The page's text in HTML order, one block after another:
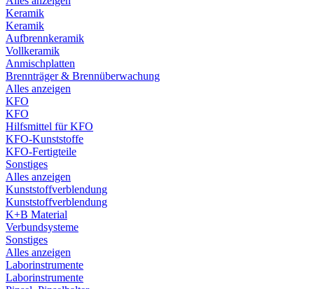
Keramik
Keramik
Aufbrennkeramik
Vollkeramik
Anmischplatten
Brennträger & Brennüberwachung
Alles anzeigen
KFO
KFO
Hilfsmittel für KFO
KFO-Kunststoffe
KFO-Fertigteile
Sonstiges
Alles anzeigen
Kunststoffverblendung
Kunststoffverblendung
K+B Material
Verbundsysteme
Sonstiges
Alles anzeigen
Laborinstrumente
Laborinstrumente